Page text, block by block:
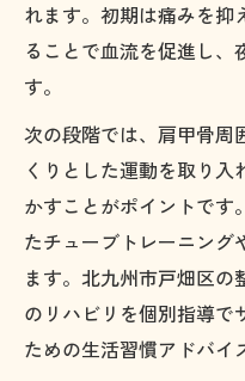
れます。初期は痛みを抑
ることで血流を促進し、
す。
次の段階では、肩甲骨周
くりとした運動を取り
かすことがポイントです
たチューブトレーニング
ます。北九州市戸畑区の
のリハビリを個別指導で
ための生活習慣アドバイ